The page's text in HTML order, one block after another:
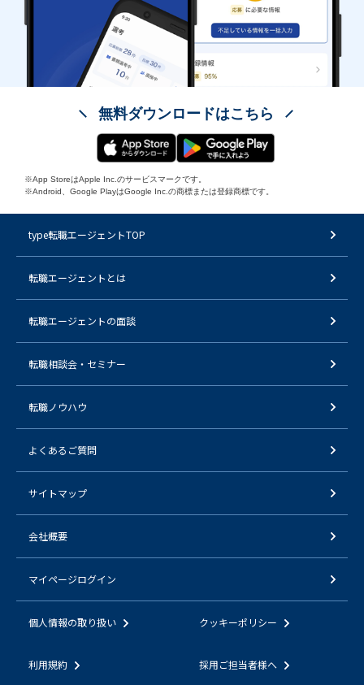
無料ダウンロードはこちら
※App StoreはApple Inc.のサービスマークです。
※Android、Google PlayはGoogle Inc.の商標または登録商標です。
type転職エージェントTOP
転職エージェントとは
転職エージェントの面談
転職相談会・セミナー
転職ノウハウ
よくあるご質問
サイトマップ
会社概要
マイページログイン
個人情報の取り扱い クッキーポリシー
利用規約 採用ご担当者様へ